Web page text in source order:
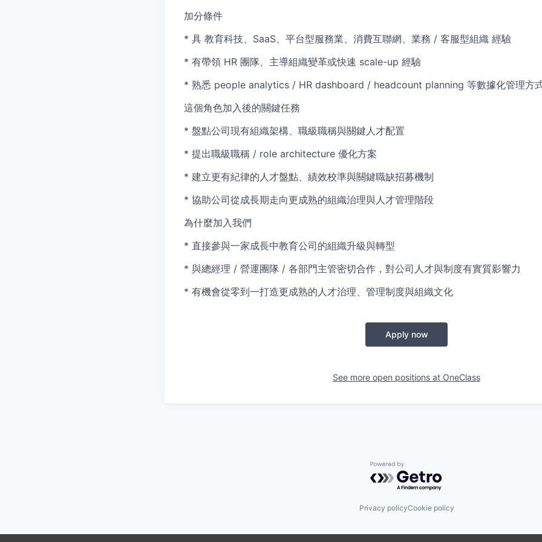
加分條件
* 具 教育科技、SaaS、平台型服務業、消費互聯網、業務 / 客服型組織 經驗
* 有帶領 HR 團隊、主導組織變革或快速 scale-up 經驗
* 熟悉 people analytics / HR dashboard / headcount planning 等數據化管理方
這個角色加入後的關鍵任務
* 盤點公司現有組織架構、職級職稱與關鍵人才配置
* 提出職級職稱 / role architecture 優化方案
* 建立更有紀律的人才盤點、績效校準與關鍵職缺招募機制
* 協助公司從成長期走向更成熟的組織治理與人才管理階段
為什麼加入我們
* 直接參與一家成長中教育公司的組織升級與轉型
* 與總經理 / 營運團隊 / 各部門主管密切合作，對公司人才與制度有實質影響力
* 有機會從零到一打造更成熟的人才治理、管理制度與組織文化
Apply now
See more open positions at OneClass
Powered by Getro.com
Privacy policyCookie policy